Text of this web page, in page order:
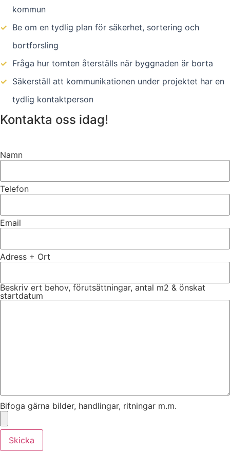
kommun
✓ Be om en tydlig plan för säkerhet, sortering och
bortforsling
✓ Fråga hur tomten återställs när byggnaden är borta
✓ Säkerställ att kommunikationen under projektet har en
tydlig kontaktperson
Kontakta oss idag!
Namn
Telefon
Email
Adress + Ort
Beskriv ert behov, förutsättningar, antal m2 & önskat
startdatum
Bifoga gärna bilder, handlingar, ritningar m.m.
Skicka